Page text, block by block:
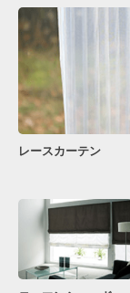
レースカーテン